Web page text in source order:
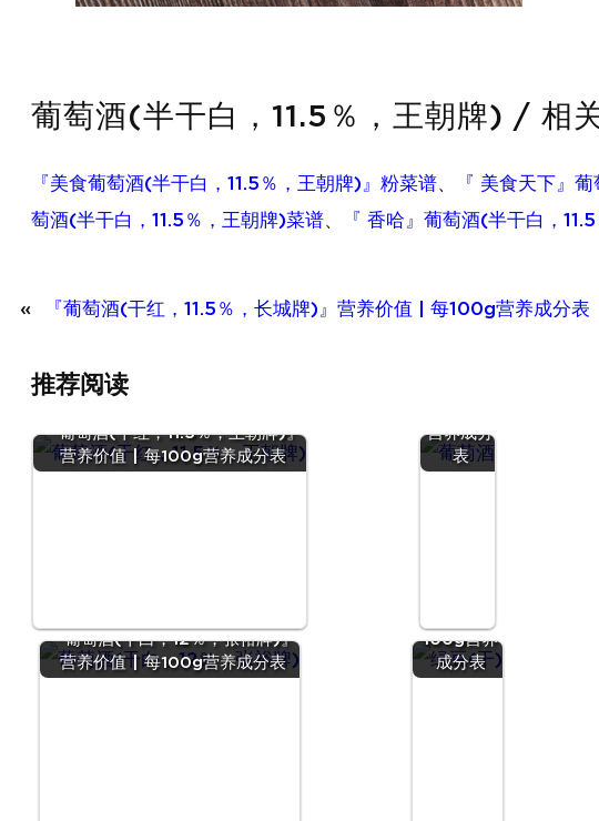
葡萄酒(半干白，11.5％，王朝牌) / 相
『美食葡萄酒(半干白，11.5％，王朝牌)』粉菜谱、 『 美食天下』
萄酒(半干白，11.5％，王朝牌)菜谱、 『 香哈』葡萄酒(半干白，
« 『葡萄酒(干红，11.5％，长城牌)』营养价值 | 每100g营养成分表
推荐阅读
『葡萄酒(干红，11.5％，王朝牌)』
营养价值 | 每100g营养成分表
营养成分
表
『葡萄酒(干白，12％，张裕牌)』
营养价值 | 每100g营养成分表
100g营养
成分表